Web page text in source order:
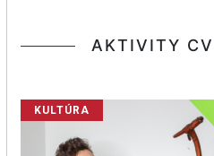
AKTIVITY
KULTÚRA